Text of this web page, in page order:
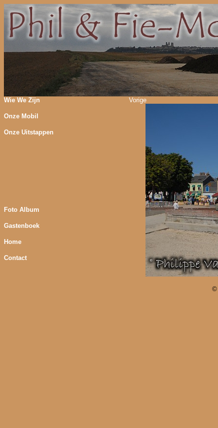
Wie We Zijn
Onze Mobil
Onze Uitstappen
Foto Album
Gastenboek
Home
Contact
Vorige
©